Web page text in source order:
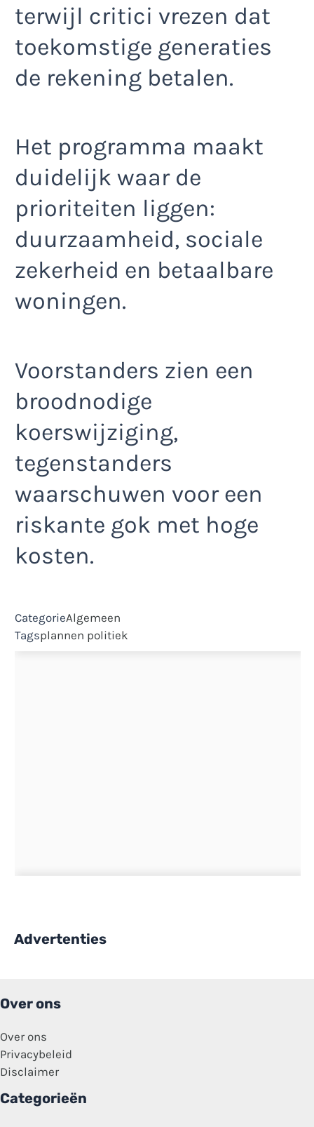
terwijl critici vrezen dat
toekomstige generaties
de rekening betalen.
Het programma maakt
duidelijk waar de
prioriteiten liggen:
duurzaamheid, sociale
zekerheid en betaalbare
woningen.
Voorstanders zien een
broodnodige
koerswijziging,
tegenstanders
waarschuwen voor een
riskante gok met hoge
kosten.
CategorieAlgemeen
Tagsplannen politiek
Advertenties
Over ons
Over ons
Privacybeleid
Disclaimer
Categorieën